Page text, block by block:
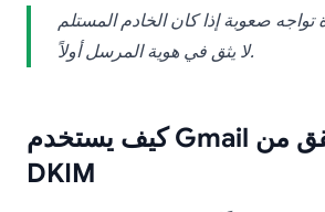
تواجه صعوبة إذا كان الخادم المستلم
لا يثق في هوية المرسل أولاً.
كيف يستخدم Gmail ويعرض التحقق من
DKIM